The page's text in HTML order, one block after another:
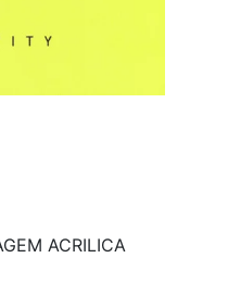
ACRILICA